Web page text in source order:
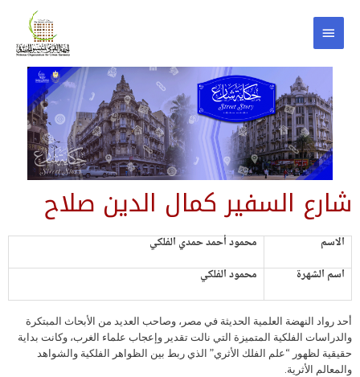
شارع السفير كمال الدين صلاح
الاسم
محمود أحمد حمدي الفلكي
اسم الشهرة
محمود الفلكي
أحد رواد النهضة العلمية الحديثة في مصر، وصاحب العديد من الأبحاث المبتكرة
والدراسات الفلكية المتميزة التي نالت تقدير وإعجاب علماء الغرب، وكانت بداية
حقيقية لظهور “علم الفلك الأثري” الذي ربط بين الظواهر الفلكية والشواهد
والمعالم الأثرية.